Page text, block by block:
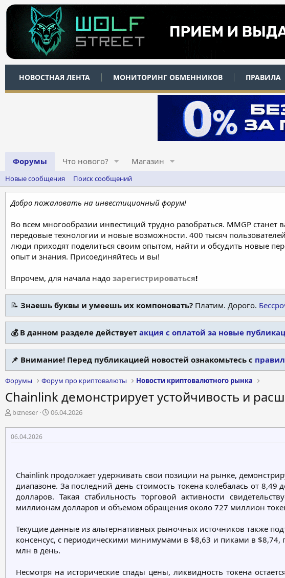
НОВОСТНАЯ ЛЕНТА МОНИТОРИНГ ОБМЕННИКОВ ПРАВИЛА
Форумы Что нового? Магазин
Новые сообщения Поиск сообщений
Добро пожаловать на инвестиционный форум!
Во всем многообразии инвестиций трудно разобраться. MMGP
передовые технологии и новые возможности. 400 тысяч
люди приходят поделиться своим опытом, найти и обсудить новые
опыт и знания. Присоединяйтесь и вы!
Впрочем, для начала надо зарегистрироваться!
📝 Знаешь буквы и умеешь их компоновать? Платим. Дорого.
💰 В данном разделе действует акция с оплатой за новые
📌 Внимание! Перед публикацией новостей ознакомьтесь с
Форумы Форум про криптовалюты Новости криптовалютного рынка
Chainlink демонстрирует устойчивость и
А
т
о
м
ы
bizneser
Д
т
а
л
а
06.04.2026
06.04.2026
Chainlink продолжает удерживать свои позиции на рынке,
диапазоне. За последний день стоимость токена колебалась от
долларов. Такая стабильность торговой активности
миллионам долларов и объемом обращения около 727 миллион
Текущие данные из альтернативных рыночных источников также
консенсус, с периодическими минимумами в $8,63 и пиками в
млн в день.
Несмотря на исторические спады цены, ликвидность токена